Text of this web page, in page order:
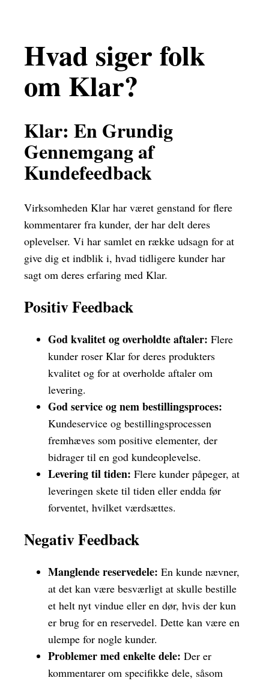
Hvad siger folk
om Klar?
Klar: En Grundig
Gennemgang af
Kundefeedback
Virksomheden Klar har været genstand for flere
kommentarer fra kunder, der har delt deres
oplevelser. Vi har samlet en række udsagn for at
give dig et indblik i, hvad tidligere kunder har
sagt om deres erfaring med Klar.
Positiv Feedback
God kvalitet og overholdte aftaler: Flere
kunder roser Klar for deres produkters
kvalitet og for at overholde aftaler om
levering.
God service og nem bestillingsproces:
Kundeservice og bestillingsprocessen
fremhæves som positive elementer, der
bidrager til en god kundeoplevelse.
Levering til tiden: Flere kunder påpeger, at
leveringen skete til tiden eller endda før
forventet, hvilket værdsættes.
Negativ Feedback
Manglende reservedele: En kunde nævner,
at det kan være besværligt at skulle bestille
et helt nyt vindue eller en dør, hvis der kun
er brug for en reservedel. Dette kan være en
ulempe for nogle kunder.
Problemer med enkelte dele: Der er
kommentarer om specifikke dele, såsom